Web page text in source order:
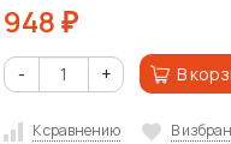
948 ₽
- + В
К сравнению В